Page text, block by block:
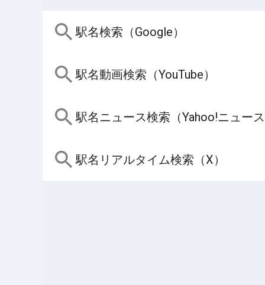
駅名検索（Google）
駅名動画検索（YouTube）
駅名ニュース検索（Yahoo!ニュー
駅名リアルタイム検索（X）